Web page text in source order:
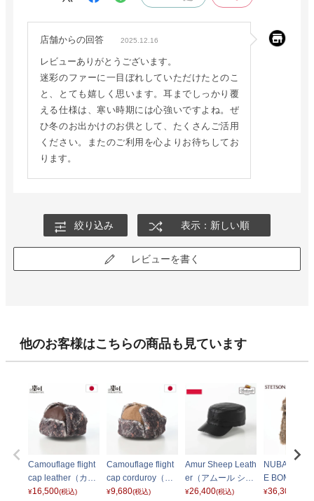
店舗からの回答 2025.12.16
レビューありがとうございます。
迷彩のファーに一目ぼれしていただけたとのこ
と、とても嬉しく思います。耳までしっかり覆
える仕様は、寒い時期には心強いですよね。ぜ
ひ冬のお出かけのお供として、たくさんご活用
ください。またのご利用を心よりお待ちしてお
ります。
絞り込み 表示：新しい順
レビューを書く
他のお客様はこちらの商品も見ています
Camouflage flight
cap leather（カモ
フラージュ フライ
¥16,500(税込)
Camouflage flight
cap corduroy（カ
モフラージュ フラ
¥9,680(税込)
Amur Sheep Leath
er（アムール シー
プレザー） ブラッ
¥26,400(税込)
NUBACK
E BOMBER
（ヌバック
¥36,300